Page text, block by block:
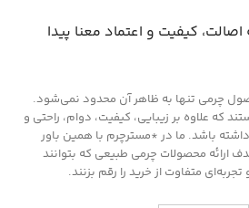
کیفیت و اعتماد معنا پیدا
چرمی تنها به ظاهر آن محدود نمی‌شود.
که علاوه بر زیبایی، کیفیت، دوام، راحتی و
باشد. ما در *مسترچرم با همین باور
ارائه محصولات چرمی طبیعی که بتوانند
متفاوت از خرید را رقم بزنند.